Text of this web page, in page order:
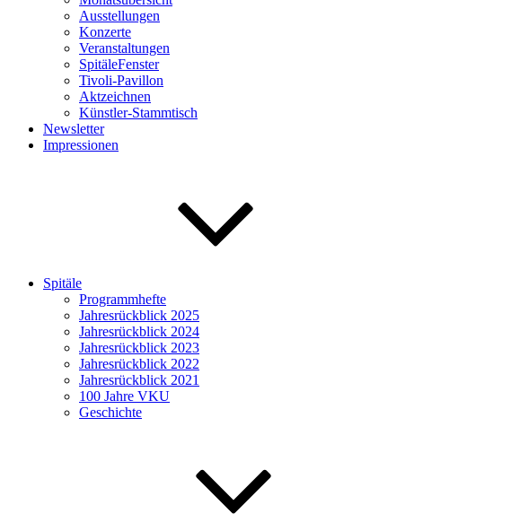
Ausstellungen
Konzerte
Veranstaltungen
SpitäleFenster
Tivoli-Pavillon
Aktzeichnen
Künstler-Stammtisch
Newsletter
Impressionen
Spitäle
Programmhefte
Jahresrückblick 2025
Jahresrückblick 2024
Jahresrückblick 2023
Jahresrückblick 2022
Jahresrückblick 2021
100 Jahre VKU
Geschichte